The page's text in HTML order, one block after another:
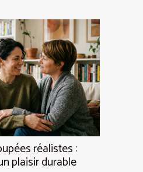
réalistes :
plaisir durable